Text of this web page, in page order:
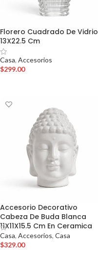
Florero Cuadrado De Vidrio
13X22.5 Cm
Casa, Accesorios
$299.00
Accesorio Decorativo
Cabeza De Buda Blanca
11X11X15.5 Cm En Ceramica
Casa, Accesorios, Casa
$329.00